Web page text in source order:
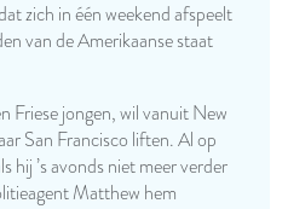
zich in één weekend afspeelt
van de Amerikaanse staat
Friese jongen, wil vanuit New
San Francisco liften. Al op
hij ’s avonds niet meer verder
Matthew hem